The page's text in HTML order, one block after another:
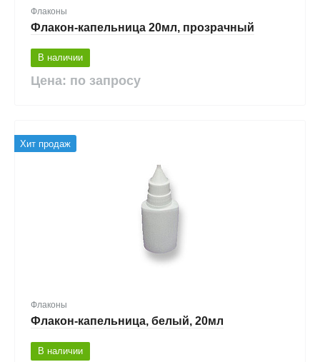
Флаконы
Флакон-капельница 20мл, прозрачный
В наличии
Цена: по запросу
Хит продаж
Флаконы
Флакон-капельница, белый, 20мл
В наличии